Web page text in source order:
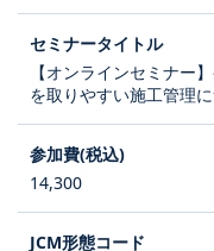
【オンラインセミナー
を取りやすい施工管理
14,300